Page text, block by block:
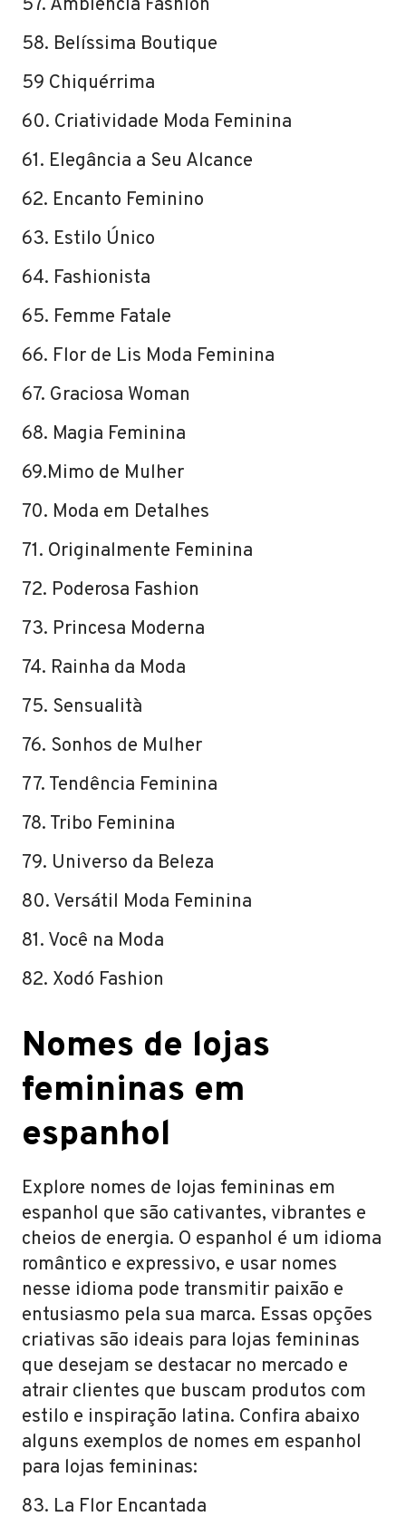
57. Ambiência Fashion
58. Belíssima Boutique
59 Chiquérrima
60. Criatividade Moda Feminina
61. Elegância a Seu Alcance
62. Encanto Feminino
63. Estilo Único
64. Fashionista
65. Femme Fatale
66. Flor de Lis Moda Feminina
67. Graciosa Woman
68. Magia Feminina
69.Mimo de Mulher
70. Moda em Detalhes
71. Originalmente Feminina
72. Poderosa Fashion
73. Princesa Moderna
74. Rainha da Moda
75. Sensualità
76. Sonhos de Mulher
77. Tendência Feminina
78. Tribo Feminina
79. Universo da Beleza
80. Versátil Moda Feminina
81. Você na Moda
82. Xodó Fashion
Nomes de lojas
femininas em
espanhol
Explore nomes de lojas femininas em
espanhol que são cativantes, vibrantes e
cheios de energia. O espanhol é um idioma
romântico e expressivo, e usar nomes
nesse idioma pode transmitir paixão e
entusiasmo pela sua marca. Essas opções
criativas são ideais para lojas femininas
que desejam se destacar no mercado e
atrair clientes que buscam produtos com
estilo e inspiração latina. Confira abaixo
alguns exemplos de nomes em espanhol
para lojas femininas:
83. La Flor Encantada